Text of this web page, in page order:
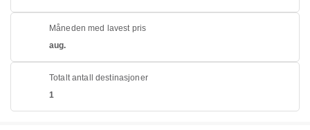
Måneden med lavest pris
aug.
Totalt antall destinasjoner
1